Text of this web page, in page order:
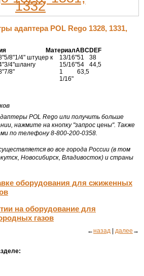
адаптера POL Rego 1328, 1331,
МатериалАВСDEF
5/8"1/4" штуцер к
шлангу
13/16"51
38
3/4" 15/16"54
44,5
7/8"
1
1/16"
63,5
POL Rego или получить больше
нажмите на кнопку "запрос цены". Также
по телефону 8-800-200-0358.
во все города России (в том
Новосибирск, Владивосток) и страны
оборудования для сжиженных
на оборудование для
газов
←назад далее →